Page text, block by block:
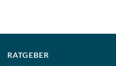
RATGEBER